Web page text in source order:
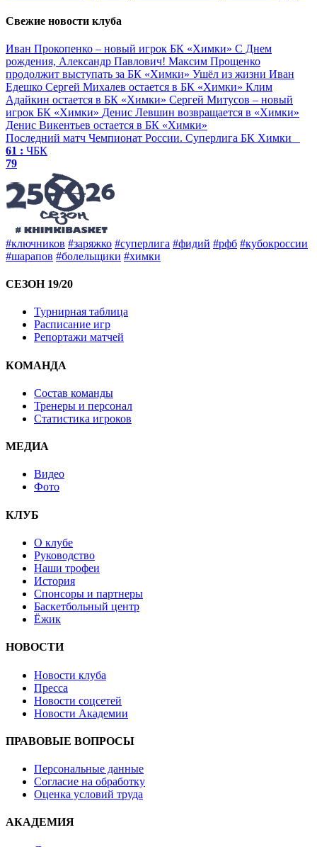
Свежие новости клуба
Иван Прокопенко – новый игрок БК «Химки» С Днем
рождения, Александр Павлович! Максим Прощенко
продолжит выступать за БК «Химки» Ушёл из жизни Иван
Едешко Сергей Михалев остается в БК «Химки» Клим
Адайкин остается в БК «Химки» Сергей Митусов – новый
игрок БК «Химки» Денис Левшин возвращается в «Химки»
Денис Викентьев остается в БК «Химки»
Последний матч Чемпионат России. Суперлига БК Химки
61 : ЧБК
79
#ключников #заряжко #суперлига #фидий #рфб #кубокроссии
#шарапов #болельщики #химки
СЕЗОН 19/20
Турнирная таблица
Расписание игр
Репортажи матчей
КОМАНДА
Состав команды
Тренеры и персонал
Статистика игроков
МЕДИА
Видео
Фото
КЛУБ
О клубе
Руководство
Наши трофеи
История
Спонсоры и партнеры
Баскетбольный центр
Ёжик
НОВОСТИ
Новости клуба
Пресса
Новости соцсетей
Новости Академии
ПРАВОВЫЕ ВОПРОСЫ
Персональные данные
Согласие на обработку
Оценка условий труда
АКАДЕМИЯ